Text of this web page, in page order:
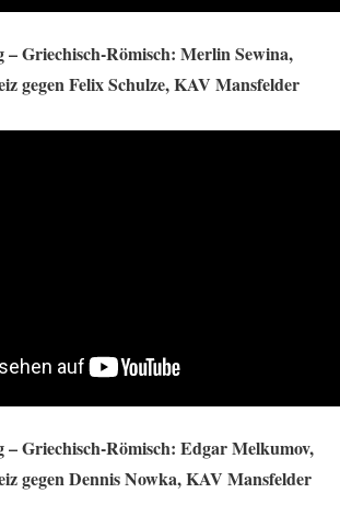
– Griechisch-Römisch: Merlin Sewina,
gegen Felix Schulze, KAV Mansfelder
– Griechisch-Römisch: Edgar Melkumov,
gegen Dennis Nowka, KAV Mansfelder